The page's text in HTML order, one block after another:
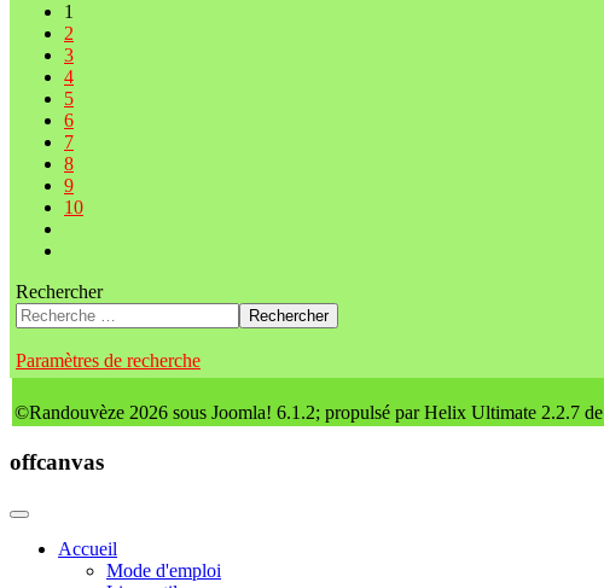
1
2
3
4
5
6
7
8
9
10
Rechercher
Rechercher
Paramètres de recherche
©Randouvèze 2026 sous Joomla! 6.1.2; propulsé par Helix Ultimate 2.2.7 de
offcanvas
Accueil
Mode d'emploi